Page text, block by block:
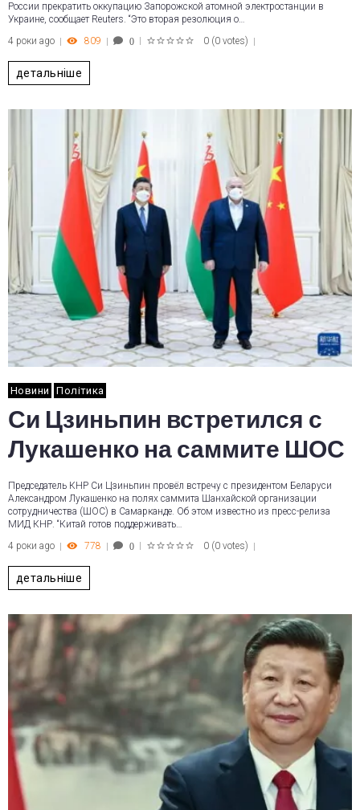
России прекратить оккупацию Запорожской атомной электростанции в
Украине, сообщает Reuters. “Это вторая резолюция о…
4 роки ago
809 0 0 (0 votes)
детальніше
Новини Політика
Си Цзиньпин встретился с
Лукашенко на саммите ШОС
Председатель КНР Си Цзиньпин провёл встречу с президентом Беларуси
Александром Лукашенко на полях саммита Шанхайской организации
сотрудничества (ШОС) в Самарканде. Об этом известно из пресс-релиза
МИД КНР. “Китай готов поддерживать…
4 роки ago
778 0 0 (0 votes)
детальніше